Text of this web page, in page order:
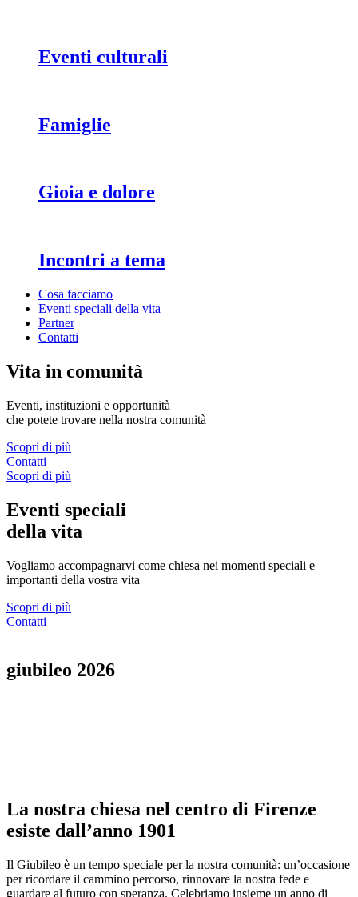
Eventi culturali
Famiglie
Gioia e dolore
Incontri a tema
Cosa facciamo
Eventi speciali della vita
Partner
Contatti
Vita in comunità
Eventi, instituzioni e opportunità
che potete trovare nella nostra comunità
Scopri di più
Contatti
Scopri di più
Eventi speciali
della vita
Vogliamo accompagnarvi come chiesa nei momenti speciali e
importanti della vostra vita
Scopri di più
Contatti
giubileo 2026
La nostra chiesa nel centro di Firenze
esiste dall’anno 1901
Il Giubileo è un tempo speciale per la nostra comunità: un’occasione
per ricordare il cammino percorso, rinnovare la nostra fede e
guardare al futuro con speranza. Celebriamo insieme un anno di